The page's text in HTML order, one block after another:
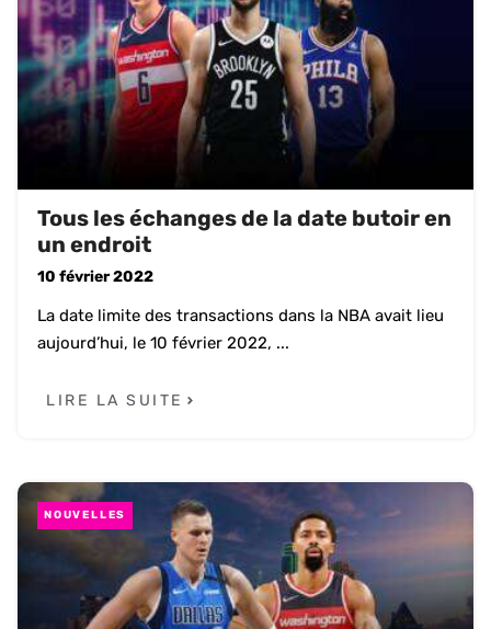
Tous les échanges de la date butoir en
un endroit
10 février 2022
La date limite des transactions dans la NBA avait lieu
aujourd’hui, le 10 février 2022, ...
LIRE LA SUITE
NOUVELLES